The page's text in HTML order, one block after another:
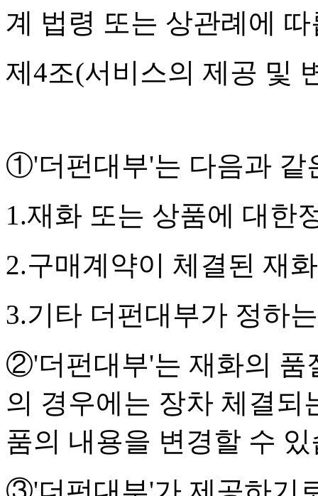
계 법령 또는 상관례에
제4조(서비스의 제공 및
①'더펀대부'는 다음과 같
1.재화 또는 상품에 대한
2.구매계약이 체결된 재
3.기타 더펀대부가 정하
②'더펀대부'는 재화의 품
의 경우에는 장차 체결되
품의 내용을 변경할 수